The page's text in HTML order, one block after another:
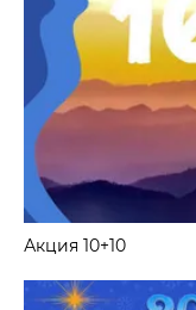
Акция 10+10